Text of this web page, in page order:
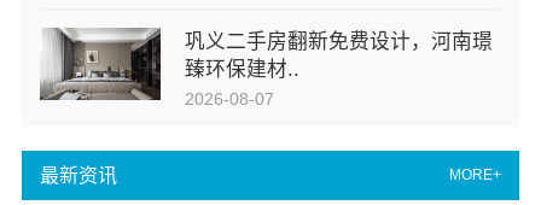
最新资讯 MORE+
巩义二手房翻新免费设计，河南璟
臻环保建材..
2026-08-07